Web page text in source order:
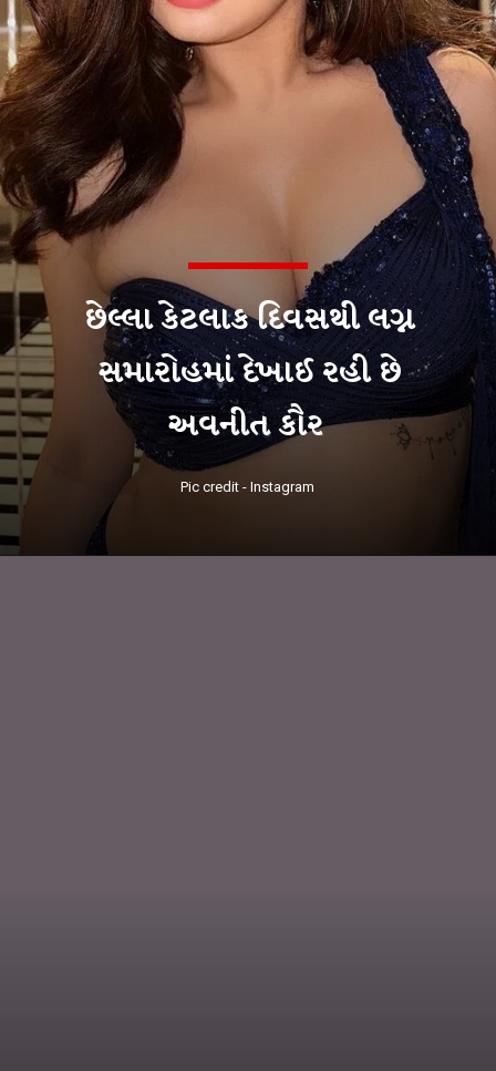
છેલ્લા કેટલાક દિવસથી લગ્ન
સમારોહમાં દેખાઈ રહી છે
અવનીત કૌર
Pic credit - Instagram